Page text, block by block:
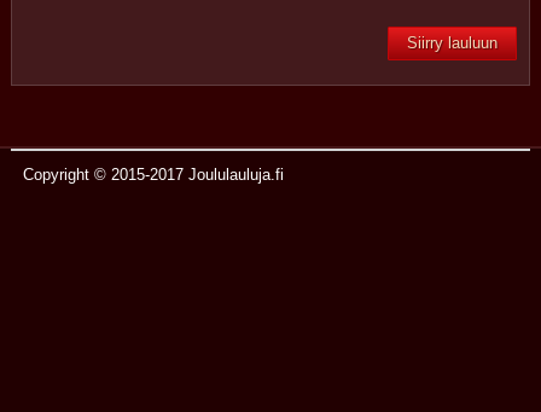
Siirry lauluun
Copyright © 2015-2017 Joululauluja.fi